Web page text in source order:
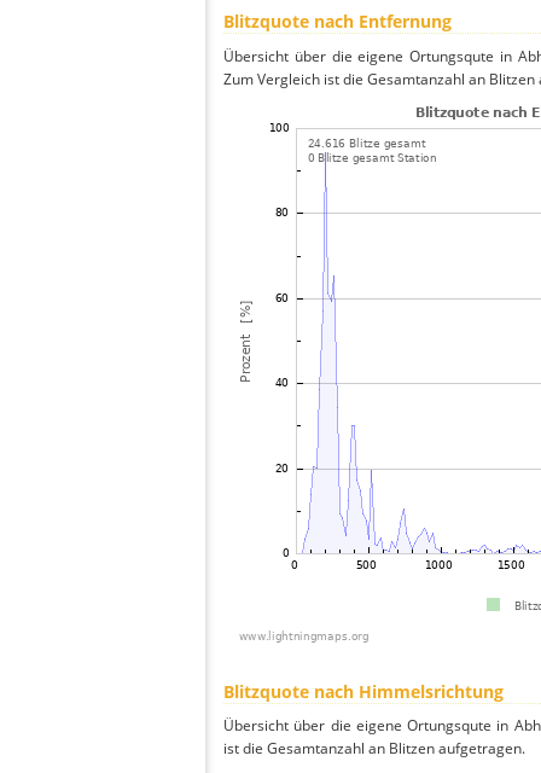
Blitzquote nach Entfernung
Übersicht über die eigene Ortungsqute in
Zum Vergleich ist die Gesamtanzahl an
Blitzquote nach Himmelsrichtung
Übersicht über die eigene Ortungsqute in
ist die Gesamtanzahl an Blitzen aufgetragen.